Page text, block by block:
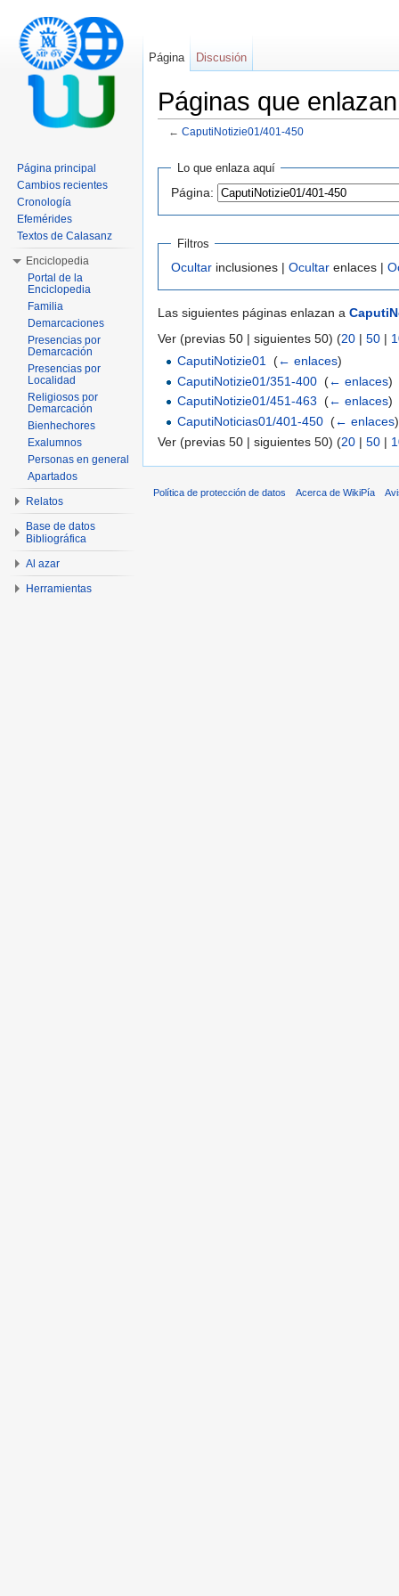
Páginas que
← CaputiNotizie01/401-450
Lo que enlaza aquí
Página:
Filtros
Ocultar inclusiones | Ocultar enlaces |
Las siguientes páginas enlazan a
Ver (previas 50 | siguientes 50) (20 | 50 |
CaputiNotizie01 (← enlaces)
CaputiNotizie01/351-400 (← enlaces)
CaputiNotizie01/451-463
(← enlaces)
CaputiNoticias01/401-450 (← enlaces)
Ver (previas 50 | siguientes 50) (20 | 50 |
Página Discusión
Página principal
Cambios recientes
Cronología
Efemérides
Textos de Calasanz
Enciclopedia
Portal de la
Enciclopedia
Familia
Demarcaciones
Presencias por
Demarcación
Presencias por
Localidad
Religiosos por
Demarcación
Bienhechores
Exalumnos
Personas en general
Apartados
Relatos
Base de datos
Bibliográfica
Al azar
Herramientas
Política de protección de datos Acerca de WikiPía